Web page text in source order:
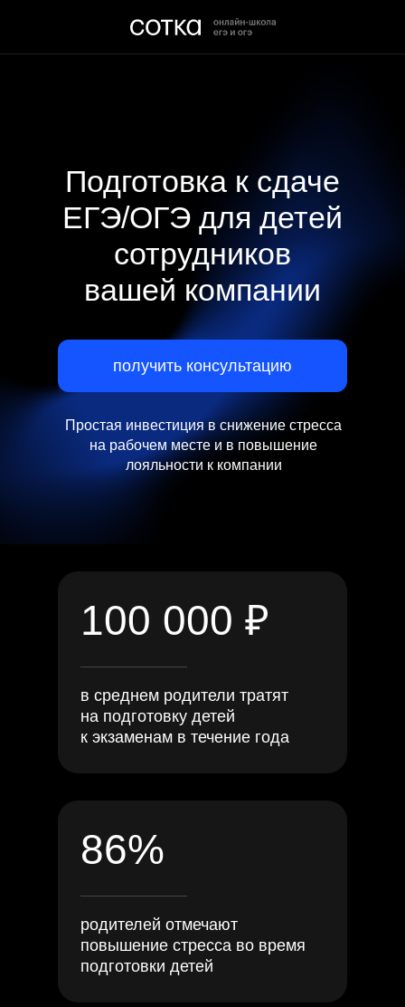
Подготовка к сдаче
ЕГЭ/ОГЭ для детей
сотрудников
вашей компании
Простая инвестиция в снижение стресса
на рабочем месте и в повышение
лояльности к компании
получить консультацию
в среднем родители тратят
на подготовку детей
к экзаменам в течение года
100 000 ₽
родителей отмечают
повышение стресса во время
подготовки детей
86%